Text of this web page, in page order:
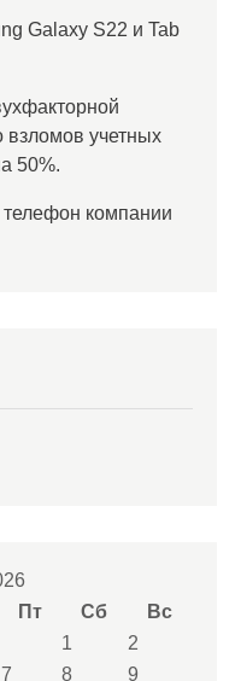
Galaxy S22 и Tab
взломов учетных
50%.
компании
Пт Сб
Вс
1
2
7 8 9